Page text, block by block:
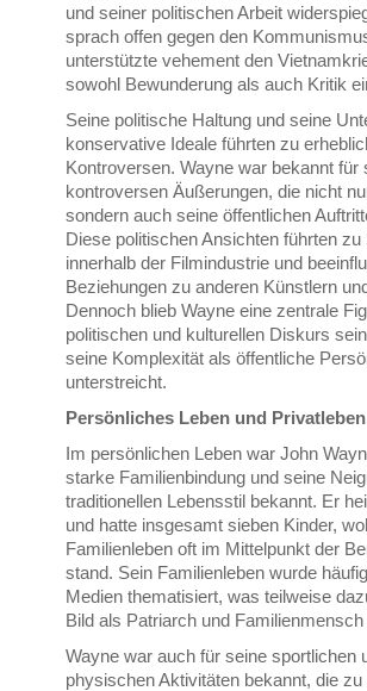
und seiner politischen Arbeit
sprach offen gegen den
unterstützte vehement den
sowohl Bewunderung als auch Kritik
Seine politische Haltung und seine
konservative Ideale führten zu
Kontroversen. Wayne war bekannt für
kontroversen Äußerungen, die nicht
sondern auch seine öffentlichen
Diese politischen Ansichten führten zu
innerhalb der Filmindustrie und
Beziehungen zu anderen Künstlern
Dennoch blieb Wayne eine zentrale
politischen und kulturellen Diskurs
seine Komplexität als öffentliche
unterstreicht.
Persönliches Leben und Privatleben
Im persönlichen Leben war John
starke Familienbindung und seine
traditionellen Lebensstil bekannt. Er
und hatte insgesamt sieben Kinder,
Familienleben oft im Mittelpunkt der
stand. Sein Familienleben wurde
Medien thematisiert, was teilweise
Bild als Patriarch und
Wayne war auch für seine sportlichen
physischen Aktivitäten bekannt, die